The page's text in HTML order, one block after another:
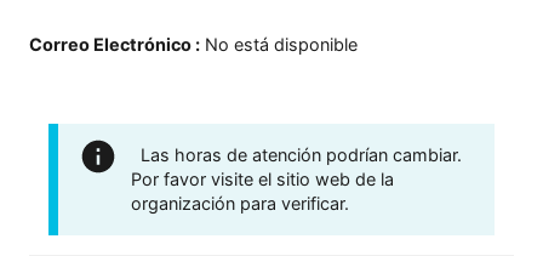
Correo Electrónico : No está disponible
Las horas de atención podrían cambiar.
Por favor visite el sitio web de la
organización para verificar.